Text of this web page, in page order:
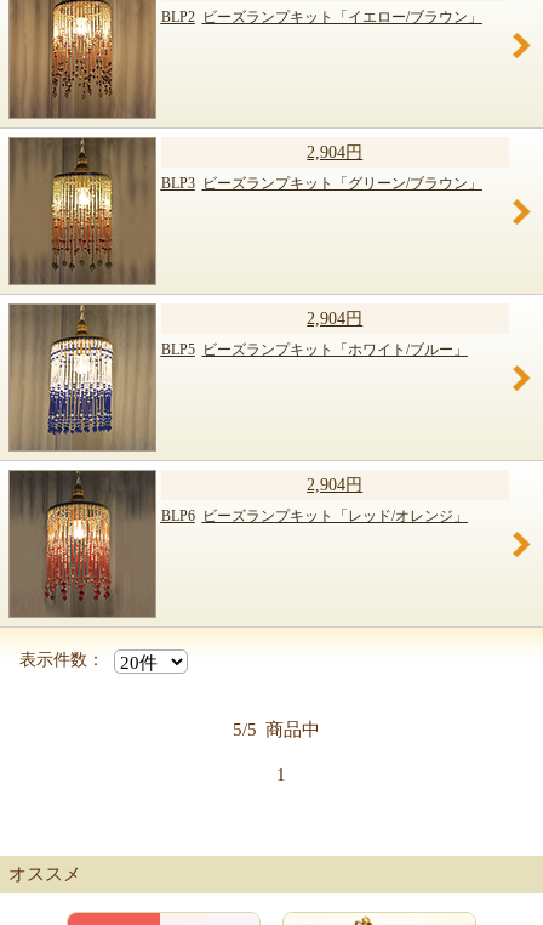
BLP2 ビーズランプキット「イエロー/ブラウン」
2,904円
BLP3 ビーズランプキット「グリーン/ブラウン」
2,904円
BLP5 ビーズランプキット「ホワイト/ブルー」
2,904円
BLP6 ビーズランプキット「レッド/オレンジ」
表示件数：
5/5 商品中
1
オススメ